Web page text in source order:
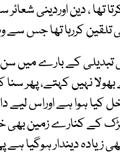
تھا ، دین اوردینی
کررہا تھا جس سے
تبدیلی کے بارے میں
نہیں کہتے، پھر
ہوا ہے اوراس لیے
کنارے زمین بھی
زیادہ دیندار